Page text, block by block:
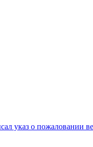
указ о пожаловании